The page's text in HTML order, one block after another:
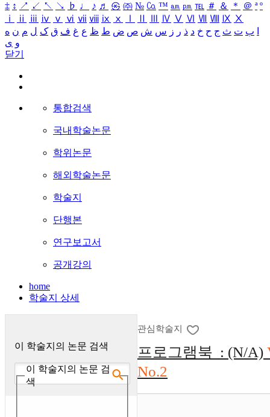
‡ ↕ ↗ ↙ ↖ ↘ ♭ ♩ ♪ ♬ ㉿ ㈜ № ㏇ ™ ㏂ ㏘ ℡ ＃ ＆ ＊ ＠ ª º
ⅰ
ⅱ ⅲ ⅳ ⅴ ⅵ ⅶ ⅷ ⅸ ⅹ Ⅳ Ⅴ Ⅵ Ⅶ Ⅷ Ⅸ Ⅹ
ب ت ث ج ح خ د ذ ر ز س ش ص ض ط ظ ع غ ف ق ک ل م ن ه
و ی
닫기
통합검색
국내학술논문
학위논문
해외학술논문
학술지
단행본
연구보고서
공개강의
home
학술지 상세
이 학술지의 논문 검색
이 학술지의 논문 검
색
관심학술지
프로그램북 : (N/A)
No.2